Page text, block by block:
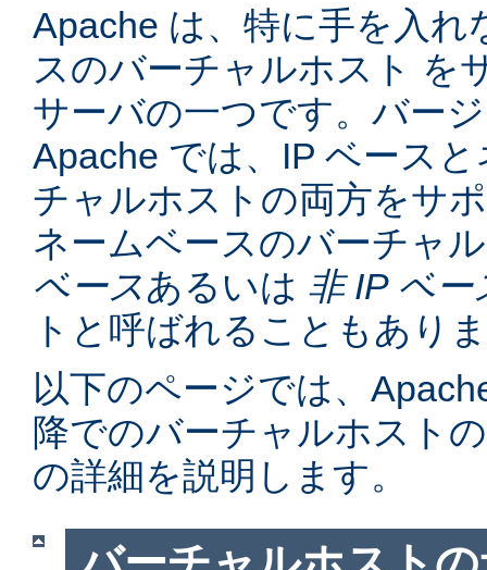
Apache は、特に手を入れ
スのバーチャルホスト を
サーバの一つです。バー
Apache では、IP ベース
チャルホストの両方をサ
ネームベースのバーチャ
ベースあるいは 非 IP ベー
トと呼ばれることもあり
以下のページでは、
降でのバーチャルホスト
の詳細を説明します。